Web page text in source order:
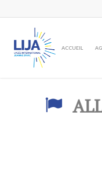
to
content
ACCUEIL